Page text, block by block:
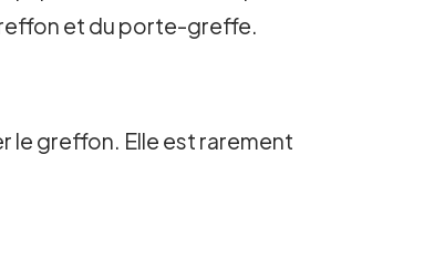
et du porte-greffe.
le greffon. Elle est rarement